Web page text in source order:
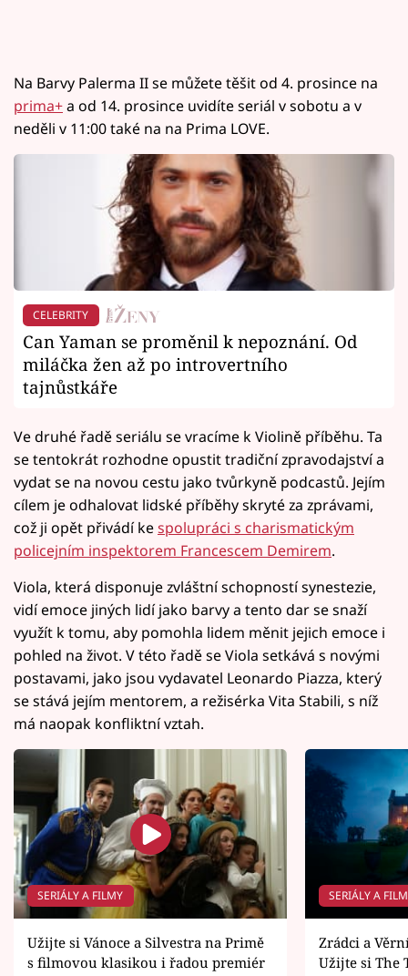
Na Barvy Palerma II se můžete těšit od 4. prosince na
prima+a od 14. prosince uvidíte seriál v sobotu a v
neděli v 11:00 také na na Prima LOVE.
CELEBRITY
Can Yaman se proměnil k nepoznání. Od
miláčka žen až po introvertního
tajnůstkáře
Ve druhé řadě seriálu se vracíme k Violině příběhu. Ta
se tentokrát rozhodne opustit tradiční zpravodajství a
vydat se na novou cestu jako tvůrkyně podcastů. Jejím
cílem je odhalovat lidské příběhy skryté za zprávami,
což ji opět přivádí kespolupráci s charismatickým
policejním inspektorem Francescem Demirem.
Viola, která disponuje zvláštní schopností synestezie,
vidí emoce jiných lidí jako barvy a tento dar se snaží
využít k tomu, aby pomohla lidem měnit jejich emoce i
pohled na život. V této řadě se Viola setkává s novými
postavami, jako jsou vydavatel Leonardo Piazza, který
se stává jejím mentorem, a režisérka Vita Stabili, s níž
má naopak konfliktní vztah.
SERIÁLY A FILMY
Užijte si Vánoce a Silvestra na Primě
s filmovou klasikou i řadou premiér
SERIÁLY A
Zrádci a
Užijte si The